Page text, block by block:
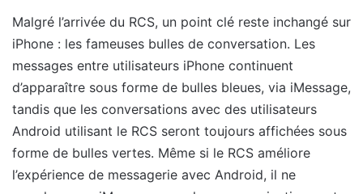
Malgré l’arrivée du RCS, un point clé reste inchangé sur
iPhone : les fameuses bulles de conversation. Les
messages entre utilisateurs iPhone continuent
d’apparaître sous forme de bulles bleues, via iMessage,
tandis que les conversations avec des utilisateurs
Android utilisant le RCS seront toujours affichées sous
forme de bulles vertes. Même si le RCS améliore
l’expérience de messagerie avec Android, il ne